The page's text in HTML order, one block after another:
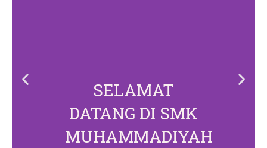
SELAMAT
DATANG DI SMK
MUHAMMADIYAH